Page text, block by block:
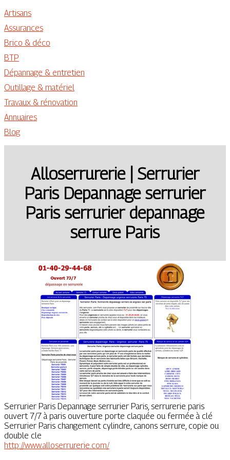
Artisans
Assurances
Brico & déco
BTP
Dépannage & entretien
Outillage & matériel
Travaux & rénovation
Annuaires
Blog
Al­loser­rure­rie | Serrurier
Paris Depannage serrurier
Paris serrurier depannage
serrure Paris
Serrurier Paris Depannage serrurier Paris, serrurerie paris
ouvert 7/7 à paris ouverture porte claquée ou fermée à clé
Serrurier Paris changement cylindre, canons serrure, copie ou
double cle
http://www.alloserrurerie.com/